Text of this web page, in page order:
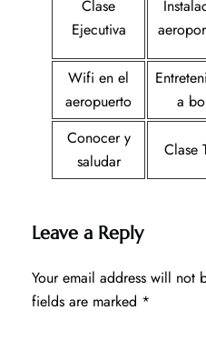
Clase
Ejecutiva
Wifi en el
aeropuerto
a
Conocer y
saludar
Clase
Leave a Reply
Your email address will not
fields are marked *